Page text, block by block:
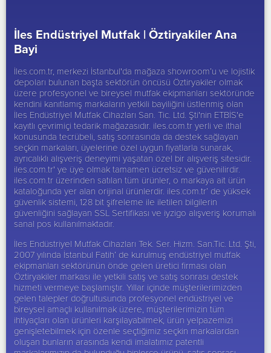
İles Endüstriyel Mutfak | Öztiryakiler Ana
Bayi
İles.com.tr, merkezi İstanbul'da mağaza showroom’u ve lojistik
depoları bulunan başta sektörün öncüsü Öztiryakilerolmak
üzere profesyonel ve bireysel mutfak ekipmanları sektöründe
kendini kanıtlamış markaların yetkili bayiliğini üstlenmiş olan
İles Endüstriyel Mutfak Cihazları San. Tic. Ltd. Şti'nin ETBİS'e
kayıtlı çevrimiçi tedarik mağazasıdır. iles.com.tr yerli ve ithal
konusunda tecrübeli, satış sonrasında da destek sağlayan
seçkin markaları, üyelerine özel uygun fiyatlarla sunarak,
ayrıcalıklı alışveriş deneyimi yaşatan özel bir alışveriş sitesidir.
iles.com.tr' ye üye olmak tamamen ücretsiz ve güvenilirdir.
iles.com.tr üzerinden satılan tüm ürünler, o markaya ait ürün
kataloğunda yer alan orijinal ürünlerdir. iles.com.tr’ de yüksek
güvenlik sistemi, 128 bit şifreleme ile iletilen bilgilerin
güvenliğini sağlayan SSL Sertifikası ve iyzigo alışveriş korumalı
sanal pos kullanılmaktadır.
İles Endüstriyel Mutfak Cihazları Tek. Ser. Hizm. San.Tic. Ltd. Şti,
2007 yılında İstanbul Fatih’ de kurulmuş endüstriyel mutfak
ekipmanları sektörünün önde gelen üretici firması olan
Öztiryakilermarkası ile yetkili satış ve satış sonrası destek
hizmeti vermeye başlamıştır. Yıllar içinde müşterilerimizden
gelen talepler doğrultusunda profesyonel endüstriyel ve
bireysel amaçlı kullanılmak üzere, müşterilerimizin tüm
ihtiyaçları olan ürünleri karşılayabilmek, ürün yelpazemizi
genişletebilmek için özenle seçtiğimiz seçkin markalardan
oluşan bunların arasında kendi imalatımız patentli